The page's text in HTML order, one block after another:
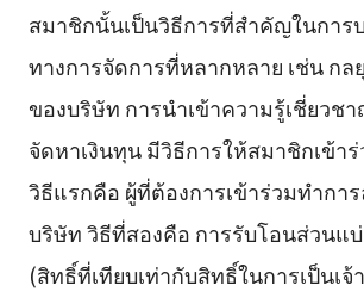
สมาชิกนั้นเป็นวิธีการที่สำคัญในการ
ทางการจัดการที่หลากหลาย เช่น กล
ของบริษัท การนำเข้าความรู้เชี่ยวช
จัดหาเงินทุน มีวิธีการให้สมาชิกเข้า
วิธีแรกคือ ผู้ที่ต้องการเข้าร่วมทำกา
บริษัท วิธีที่สองคือ การรับโอนส่วนแ
(สิทธิ์ที่เทียบเท่ากับสิทธิ์ในการเป็นเ